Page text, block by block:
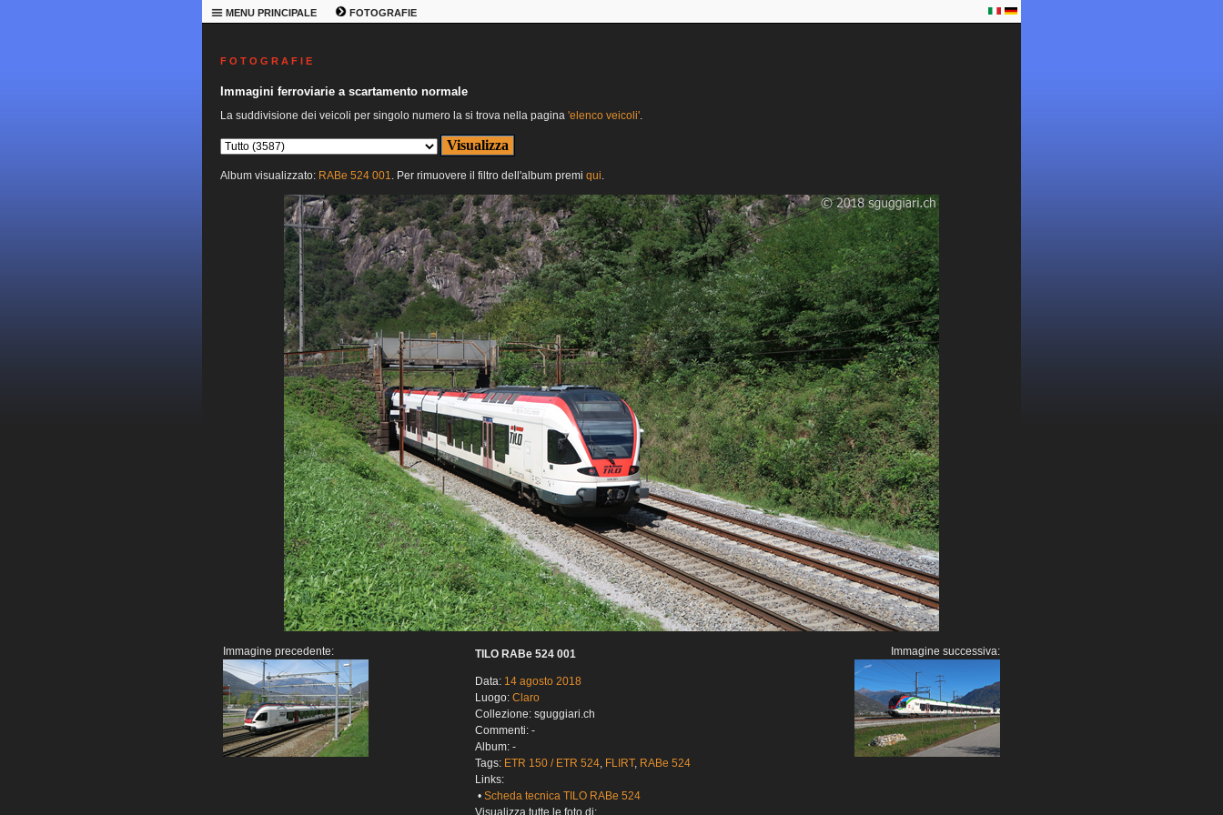
MENU PRINCIPALE FOTOGRAFIE
F O T O G R A F I E
Immagini ferroviarie a scartamento normale
La suddivisione dei veicoli per singolo numero la si trova nella pagina 'elenco veicoli'.
Album visualizzato: RABe 524 001. Per rimuovere il filtro dell'album premi qui.
Immagine precedente: TILO RABe 524 001
Data: 14 agosto 2018
Luogo: Claro
Collezione: sguggiari.ch
Commenti: -
Album: -
Tags: ETR 150 / ETR 524, FLIRT, RABe 524
Links:
• Scheda tecnica TILO RABe 524
Immagine successiva: